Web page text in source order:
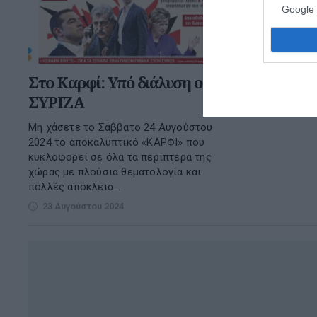
Google
Στο Καρφί: Υπό διάλυση ο
ΣΥΡΙΖΑ
Μη χάσετε το Σάββατο 24 Αυγούστου
2024 το αποκαλυπτικό «ΚΑΡΦΙ» που
κυκλοφορεί σε όλα τα περίπτερα της
χώρας με πλούσια θεματολογία και
πολλές αποκλεισ...
23 Αυγούστου 2024